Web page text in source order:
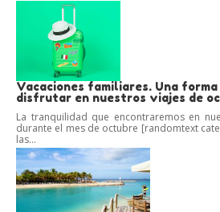
Vacaciones familiares. Una
disfrutar en nuestros viajes de
La tranquilidad que encontraremos en
durante el mes de octubre [randomtext
las...